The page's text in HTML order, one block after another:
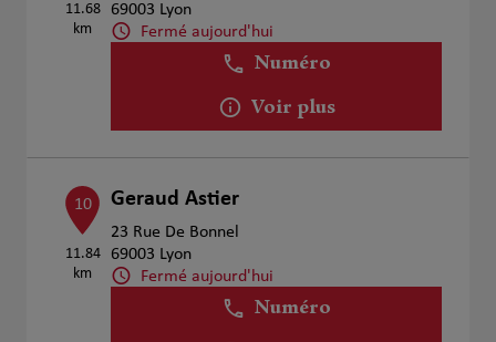
11.68
km
69003 Lyon
Fermé aujourd'hui
Numéro
Voir plus
10
11.84
km
Geraud Astier
23 Rue De Bonnel
69003 Lyon
Fermé aujourd'hui
Numéro